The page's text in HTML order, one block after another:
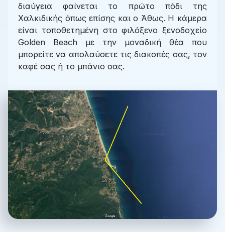
διαύγεια φαίνεται το πρώτο πόδι της
Χαλκιδικής όπως επίσης και ο Άθως. Η κάμερα
είναι τοποθετημένη στο φιλόξενο ξενοδοχείο
Golden Beach με την μοναδική θέα που
μπορείτε να απολαύσετε τις διακοπές σας, τον
καφέ σας ή το μπάνιο σας.